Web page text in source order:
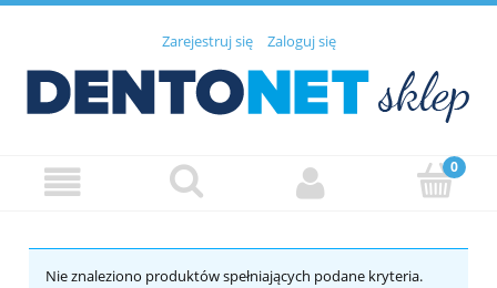
Zarejestruj się Zaloguj się
Nie znaleziono produktów spełniających podane kryteria.